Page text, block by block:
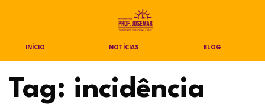
INÍCIO NOTÍCIAS BLOG
Tag: incidência